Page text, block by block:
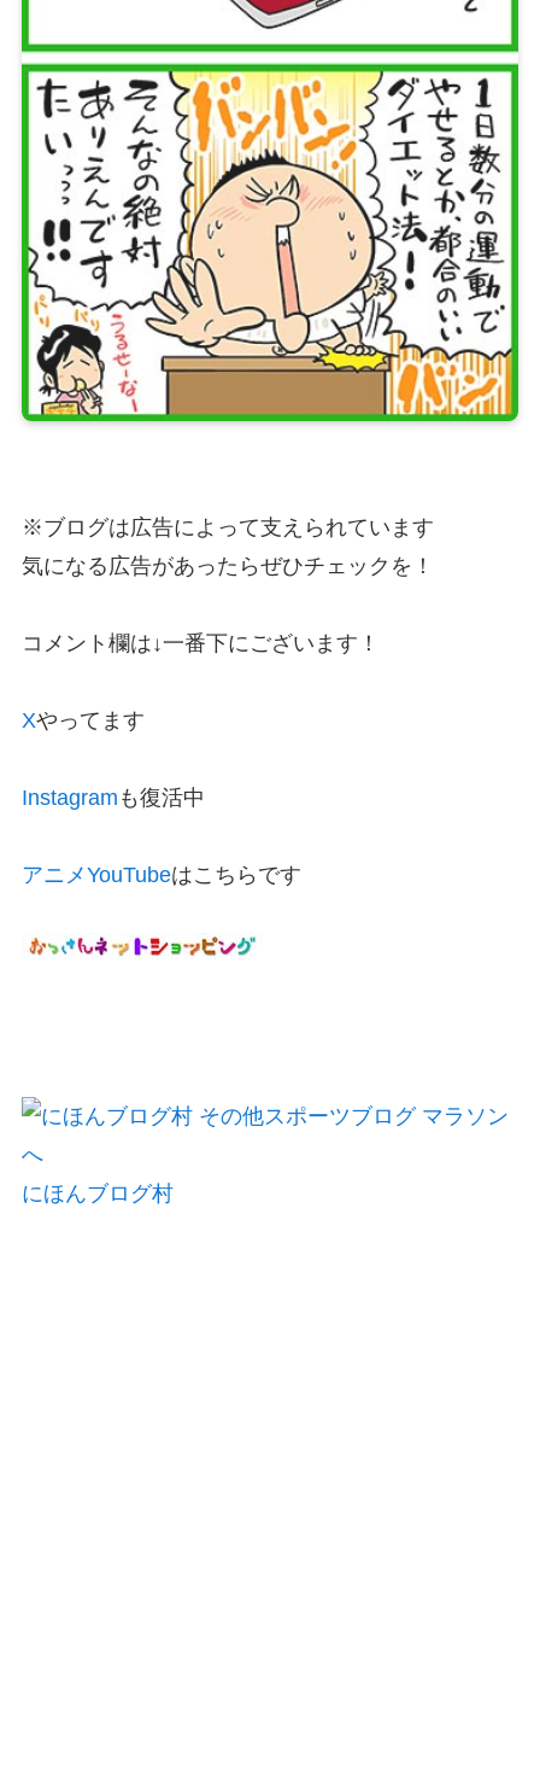
※ブログは広告によって支えられています
気になる広告があったらぜひチェックを！
コメント欄は↓一番下にございます！
Xやってます
Instagram も復活中
アニメYouTubeはこちらです
にほんブログ村